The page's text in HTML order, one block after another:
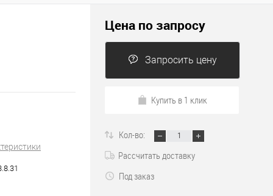
Цена по запросу
Запросить цену
Купить в 1 клик
Кол-во:
Рассчитать доставку
Под заказ